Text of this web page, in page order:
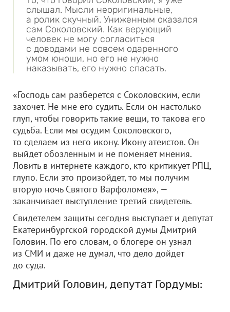
слышал. Мысли неоригинальные,
а ролик скучный. Униженным оказался
сам Соколовский. Как верующий
человек не могу согласиться
с доводами не совсем одаренного
умом юноши, но его не нужно
наказывать, его нужно спасать.
«Господь сам разберется с Соколовским, если
захочет. Не мне его судить. Если он настолько
глуп, чтобы говорить такие вещи, то такова его
судьба. Если мы осудим Соколовского,
то сделаем из него икону. Икону атеистов. Он
выйдет обозленным и не поменяет мнения.
Ловить в интернете каждого, кто критикует РПЦ,
глупо. Если это произойдет, то мы получим
вторую ночь Святого Варфоломея», —
заканчивает выступление третий свидетель.
Свидетелем защиты сегодня выступает и депутат
Екатеринбургской городской думы Дмитрий
Головин. По его словам, о блогере он узнал
из СМИ и даже не думал, что дело дойдет
до суда.
Дмитрий Головин, депутат Гордумы: